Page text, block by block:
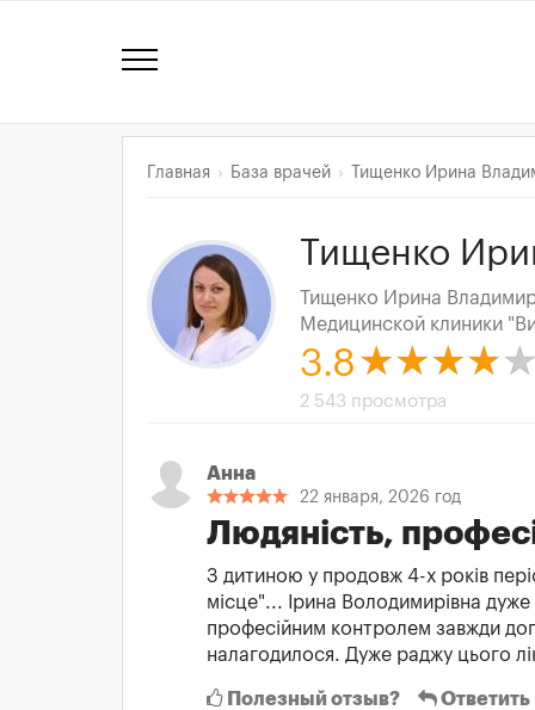
Главная База врачей Тищенко Ирина
Тищенко
Тищенко Ирина
Медицинской клиники
3.8
2 543 просмотра
Анна
22 января, 2026 год
Людяність,
З дитиною у продовж 4-х років
місце"... Ірина Володимирівна дуже
професійним контролем завжди
налагодилося. Дуже раджу цього
Полезный отзыв? Ответить